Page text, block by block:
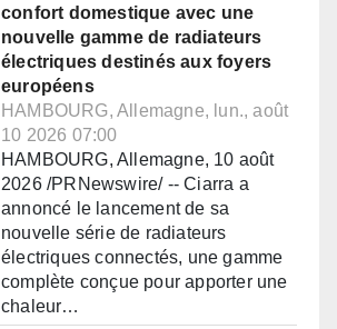
confort domestique avec une
nouvelle gamme de radiateurs
électriques destinés aux foyers
européens
HAMBOURG, Allemagne, lun., août
10 2026 07:00
HAMBOURG, Allemagne, 10 août
2026 /PRNewswire/ -- Ciarra a
annoncé le lancement de sa
nouvelle série de radiateurs
électriques connectés, une gamme
complète conçue pour apporter une
chaleur…